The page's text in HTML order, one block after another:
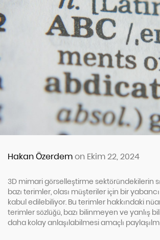
Hakan Özerdemon Ekim 22, 2024
3D mimari görselleştirme sektöründekilerin
bazı terimler, olası müşteriler için bir
kabul edilebiliyor. Bu terimler hakkındaki
terimler sözlüğü, bazı bilinmeyen ve yanlış
daha kolay anlaşılabilmesi amaçlı